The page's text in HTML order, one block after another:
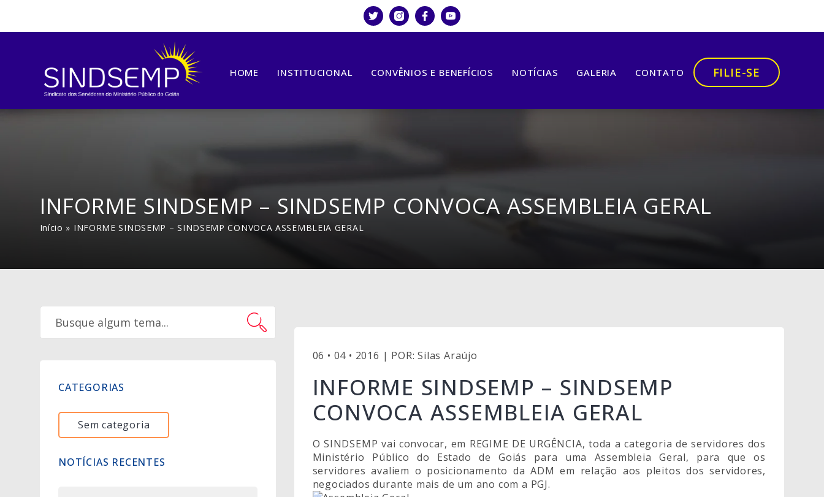
HOME INSTITUCIONAL CONVÊNIOS E BENEFÍCIOS NOTÍCIAS GALERIA CONTATO FILIE-SE
INFORME SINDSEMP – SINDSEMP CONVOCA ASSEMBLEIA GERAL
Início » INFORME SINDSEMP – SINDSEMP CONVOCA ASSEMBLEIA GERAL
CATEGORIAS
Sem categoria
NOTÍCIAS RECENTES
06 • 04 • 2016 | POR: Silas Araújo
INFORME SINDSEMP – SINDSEMP
CONVOCA ASSEMBLEIA GERAL
O SINDSEMP vai convocar, em REGIME DE URGÊNCIA, toda a categoria de servidores dos
Ministério Público do Estado de Goiás para uma Assembleia Geral, para que os
servidores avaliem o posicionamento da ADM em relação aos pleitos dos servidores,
negociados durante mais de um ano com a PGJ.